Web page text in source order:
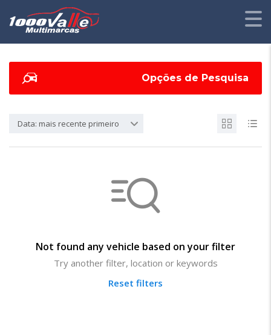
Opções de Pesquisa
Data: mais recente primeiro
Not found any vehicle based on your filter
Try another filter, location or keywords
Reset filters